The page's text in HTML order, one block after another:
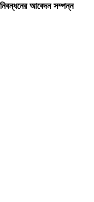
নিবন্ধনের আবেদন সম্পন্ন